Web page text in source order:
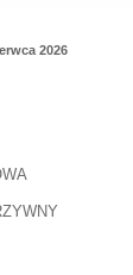
2026